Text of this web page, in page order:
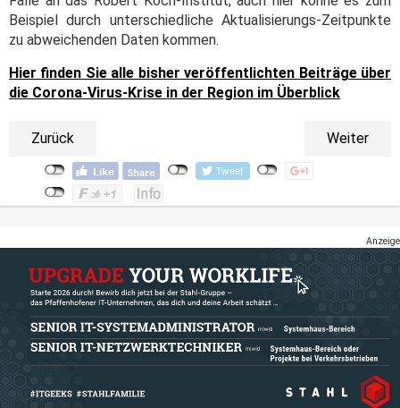
Beispiel durch unterschiedliche Aktualisierungs-Zeitpunkte
zu abweichenden Daten kommen.
Hier finden Sie alle bisher veröffentlichten Beiträge über
die Corona-Virus-Krise in der Region im Überblick
Zurück Weiter
Anzeige